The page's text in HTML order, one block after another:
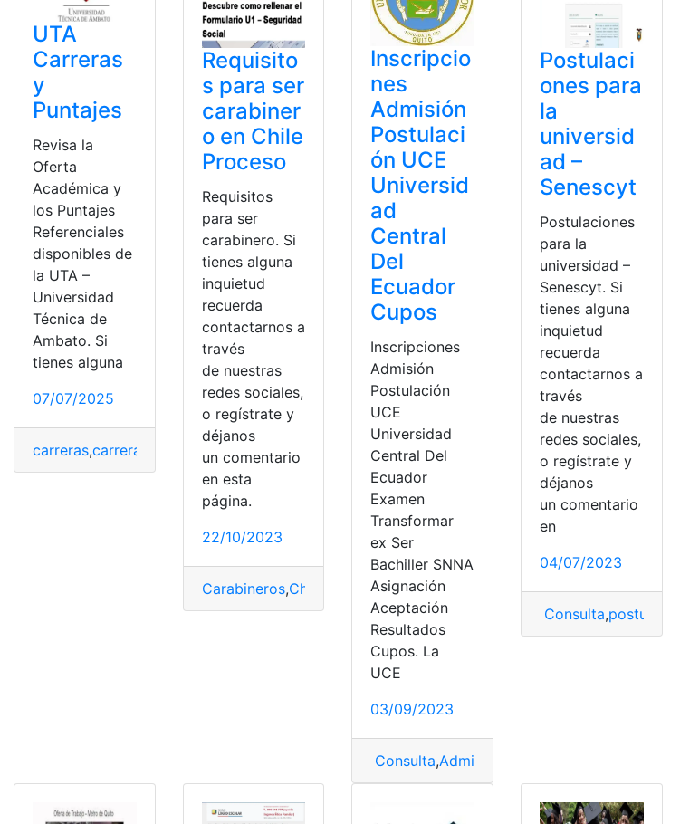
UTA
Carreras
y
Puntajes
Revisa la
Oferta
Académica y
los Puntajes
Referenciales
disponibles de
la UTA –
Universidad
Técnica de
Ambato. Si
tienes alguna
07/07/2025
carreras,carreras disponibles Ingreso Oferta Oferta Académica postulación ,UTA
Requisito
s para ser
carabiner
o en Chile
Proceso
Requisitos
para ser
carabinero. Si
tienes alguna
inquietud
recuerda
contactarnos a
través
de nuestras
redes sociales,
o regístrate y
déjanos
un comentario
en esta
página.
22/10/2023
Carabineros,Chile Condiciones,Costo documento,postulación,proceso
Inscripcio
nes
Admisión
Postulaci
ón UCE
Universid
ad
Central
Del
Ecuador
Cupos
Inscripciones
Admisión
Postulación
UCE
Universidad
Central Del
Ecuador
Examen
Transformar
ex Ser
Bachiller SNNA
Asignación
Aceptación
Resultados
Cupos. La
UCE
03/09/2023
Consulta,Admisión
Postulaci
ones para
la
universid
ad –
Senescyt
Postulaciones
para la
universidad –
Senescyt. Si
tienes alguna
inquietud
recuerda
contactarnos a
través
de nuestras
redes sociales,
o regístrate y
déjanos
un comentario
en
04/07/2023
Consulta,postulación